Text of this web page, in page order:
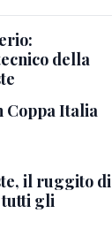
della
Coppa Italia
il ruggito di
tutti gli